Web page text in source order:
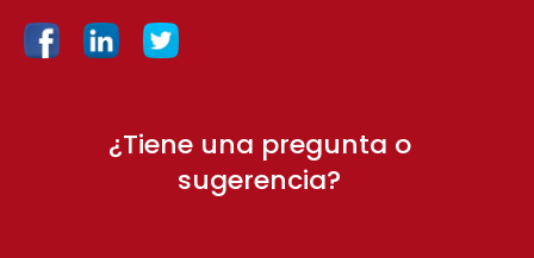
¿Tiene una pregunta o
sugerencia?